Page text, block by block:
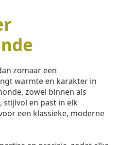
zomaar een
warmte en karakter in
zowel binnen als
stijlvol en past in elk
een klassieke, moderne